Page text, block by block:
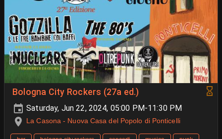
Bologna City Rockers (27a ed.)
Saturday, Jun 22, 2024, 05:00 PM-11:30 PM
La Casona - Nuova Casa del Popolo di Ponticelli